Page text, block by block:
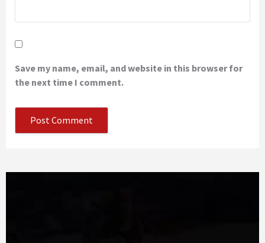
Save my name, email, and website in this browser for
the next time I comment.